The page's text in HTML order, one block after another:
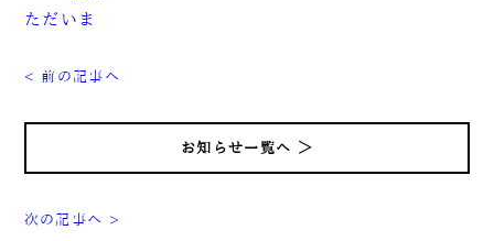
ただいま
< 前の記事へ
お知らせ一覧へ ＞
次の記事へ >